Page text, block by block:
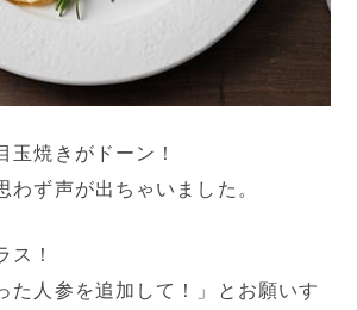
焼きがドーン！
わず声が出ちゃいました。
ス！
た人参を追加して！」とお願いす